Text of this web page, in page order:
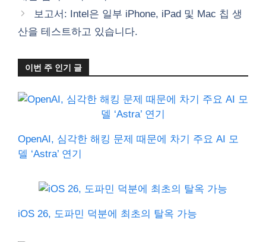
리
보고서: Intel은 일부 iPhone, iPad 및 Mac 칩 생
산을 테스트하고 있습니다.
이번 주 인기 글
OpenAI, 심각한 해킹 문제 때문에 차기 주요 AI 모
델 ‘Astra’ 연기
iOS 26, 도파민 덕분에 최초의 탈옥 가능